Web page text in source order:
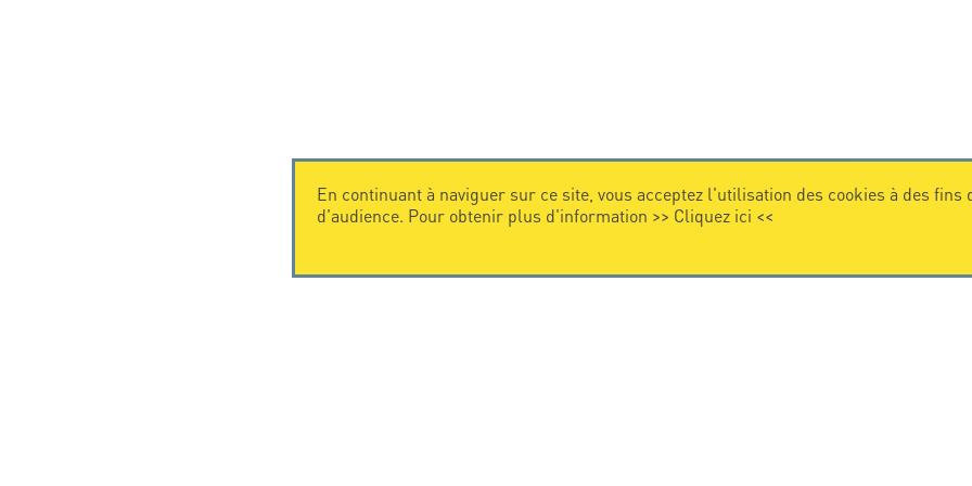
En continuant à naviguer sur ce site, vous acceptez l'utilisation des cookies à des fins
d'audience. Pour obtenir plus d'information >> Cliquez ici <<